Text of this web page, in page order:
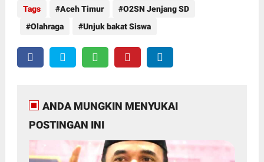
Tags Aceh Timur
O2SN Jenjang SD
Olahraga
Unjuk bakat Siswa
ANDA MUNGKIN MENYUKAI
POSTINGAN INI